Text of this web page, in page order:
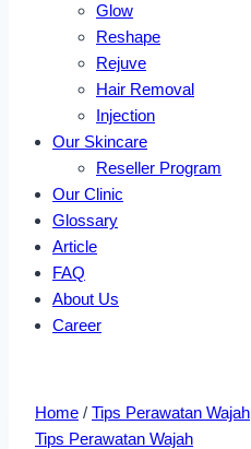
Glow
Reshape
Rejuve
Hair Removal
Injection
Our Skincare
Reseller Program
Our Clinic
Glossary
Article
FAQ
About Us
Career
Home / Tips Perawatan Wajah
Tips Perawatan Wajah